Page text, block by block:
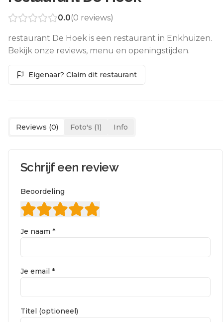
0.0(0 reviews)
restaurant De Hoek is een restaurant in Enkhuizen.
Bekijk onze reviews, menu en openingstijden.
Eigenaar? Claim dit restaurant
Reviews (0) Foto's (1) Info
Schrijf een review
Beoordeling
Je naam *
Je email *
Titel (optioneel)